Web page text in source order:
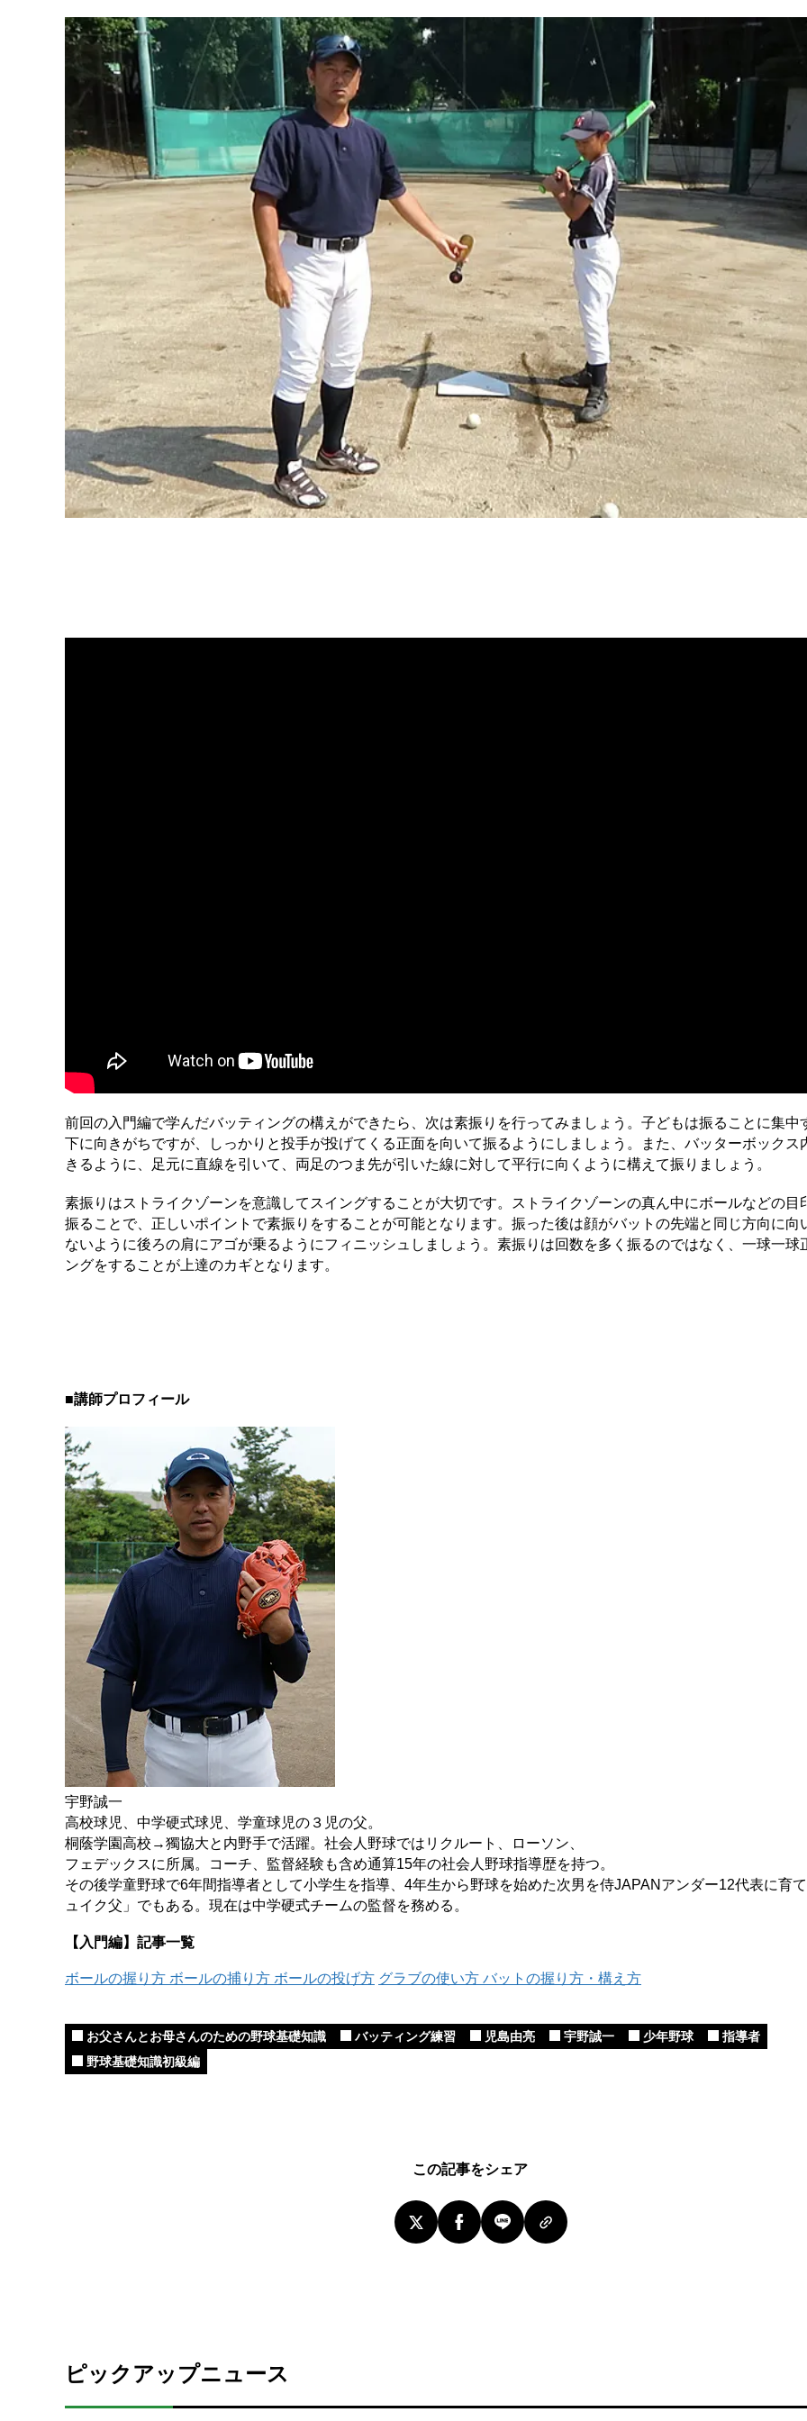
前回の入門編で学んだバッティングの構えができたら、次は素振りを行ってみましょう。子どもは振ることに集中
下に向きがちですが、しっかりと投手が投げてくる正面を向いて振るようにしましょう。また、バッターボックス
きるように、足元に直線を引いて、両足のつま先が引いた線に対して平行に向くように構えて振りましょう。
素振りはストライクゾーンを意識してスイングすることが大切です。ストライクゾーンの真ん中にボールなどの目
振ることで、正しいポイントで素振りをすることが可能となります。振った後は顔がバットの先端と同じ方向に向
ないように後ろの肩にアゴが乗るようにフィニッシュしましょう。素振りは回数を多く振るのではなく、一球一球
ングをすることが上達のカギとなります。
■講師プロフィール
宇野誠一
高校球児、中学硬式球児、学童球児の３児の父。
桐蔭学園高校→獨協大と内野手で活躍。社会人野球ではリクルート、ローソン、
フェデックスに所属。コーチ、監督経験も含め通算15年の社会人野球指導歴を持つ。
その後学童野球で6年間指導者として小学生を指導、4年生から野球を始めた次男を侍JAPANアンダー12代表に育
ュイク父」でもある。現在は中学硬式チームの監督を務める。
【入門編】記事一覧
ボールの握り方 ボールの捕り方 ボールの投げ方 グラブの使い方 バットの握り方・構え方
お父さんとお母さんのための野球基礎知識 バッティング練習 児島由亮 宇野誠一 少年野球
指導者
野球基礎知識初級編
この記事をシェア
ピックアップニュース